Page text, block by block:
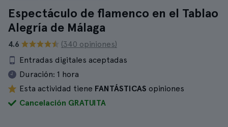
Espectáculo de flamenco en el Tablao
Alegría de Málaga
4.6
(340 opiniones)
Entradas digitales aceptadas
Duración: 1 hora
Esta actividad tiene FANTÁSTICAS opiniones
Cancelación GRATUITA